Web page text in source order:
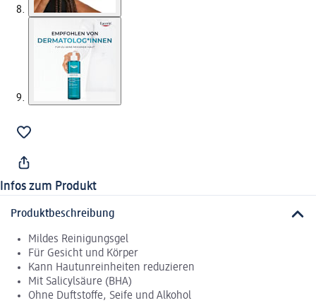
Infos zum Produkt
Produktbeschreibung
Mildes Reinigungsgel
Für Gesicht und Körper
Kann Hautunreinheiten reduzieren
Mit Salicylsäure (BHA)
Ohne Duftstoffe, Seife und Alkohol